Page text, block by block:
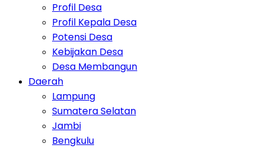
Profil Desa
Profil Kepala Desa
Potensi Desa
Kebijakan Desa
Desa Membangun
Daerah
Lampung
Sumatera Selatan
Jambi
Bengkulu